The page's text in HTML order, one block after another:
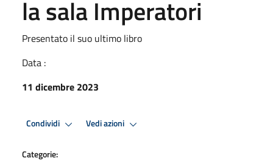
la sala Imperatori
Presentato il suo ultimo libro
Data :
11 dicembre 2023
Condividi Vedi azioni
Categorie: